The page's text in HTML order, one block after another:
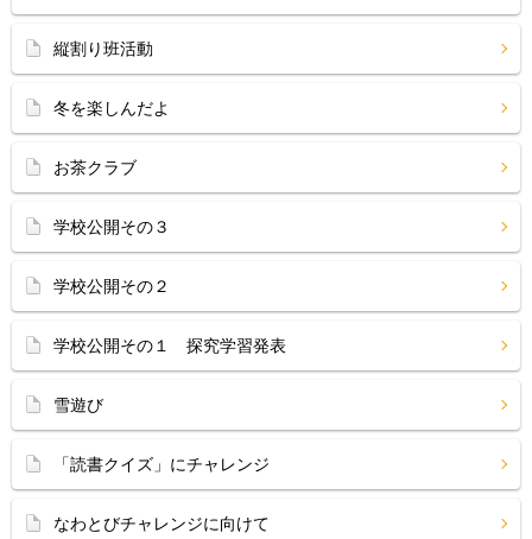
縦割り班活動
冬を楽しんだよ
お茶クラブ
学校公開その３
学校公開その２
学校公開その１ 探究学習発表
雪遊び
「読書クイズ」にチャレンジ
なわとびチャレンジに向けて